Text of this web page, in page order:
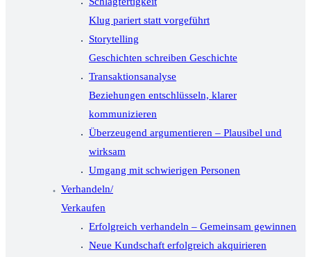
Klug pariert statt vorgeführt
Storytelling
Geschichten schreiben Geschichte
Transaktionsanalyse
Beziehungen entschlüsseln, klarer
kommunizieren
Überzeugend argumentieren – Plausibel und
wirksam
Umgang mit schwierigen Personen
Verhandeln/
Verkaufen
Erfolgreich verhandeln – Gemeinsam gewinnen
Neue Kundschaft erfolgreich akquirieren